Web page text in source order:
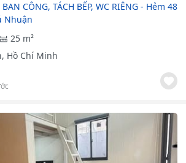
CÔNG, TÁCH BẾP, WC RIÊNG - Hẻm 48
Nhuận
25 m²
Hồ Chí Minh